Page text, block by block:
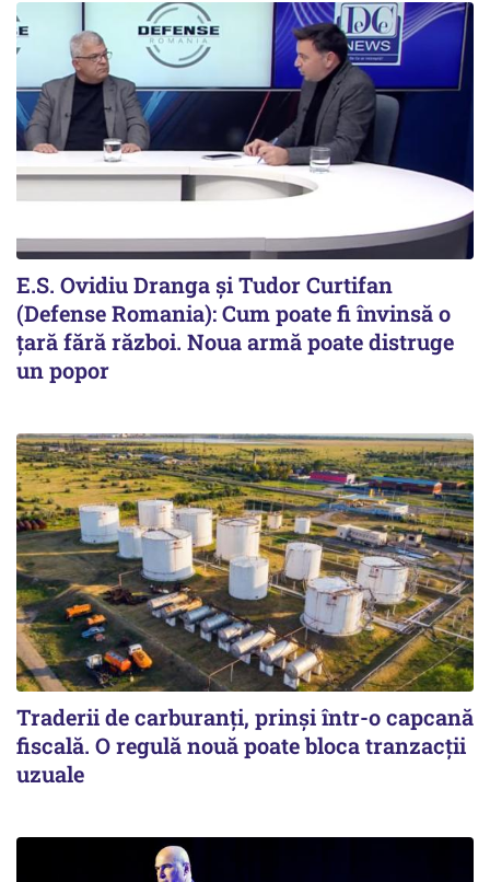
E.S. Ovidiu Dranga și Tudor Curtifan
(Defense Romania): Cum poate fi învinsă o
țară fără război. Noua armă poate distruge
un popor
Traderii de carburanți, prinși într-o capcană
fiscală. O regulă nouă poate bloca tranzacții
uzuale